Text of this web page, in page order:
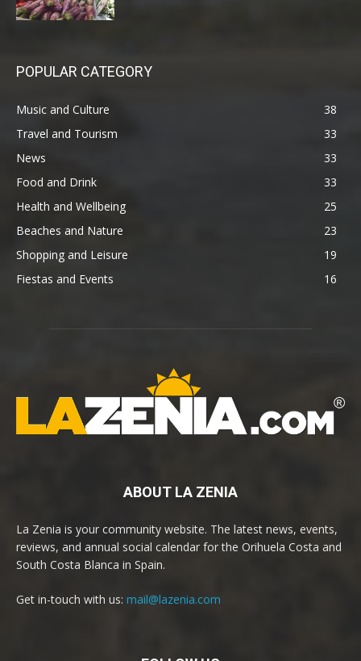
POPULAR CATEGORY
Music and Culture
38
Travel and Tourism
33
News
33
Food and Drink
33
Health and Wellbeing
25
Beaches and Nature
23
Shopping and Leisure
19
Fiestas and Events
16
ABOUT LA ZENIA
La Zenia is your community website. The latest news, events,
reviews, and annual social calendar for the Orihuela Costa and
South Costa Blanca in Spain.
Get in-touch with us: mail@lazenia.com